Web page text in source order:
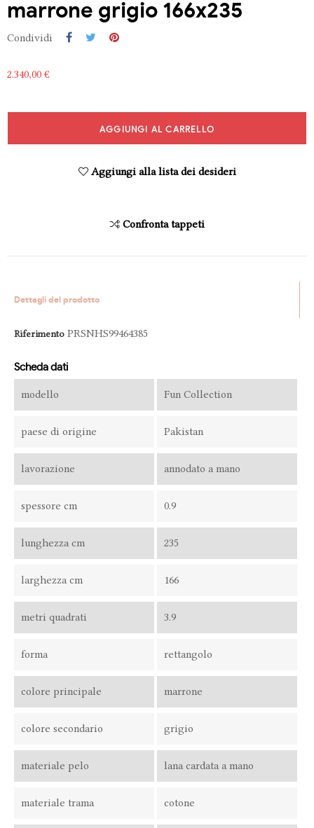
marrone grigio 166x235
Condividi
2.340,00 €
AGGIUNGI AL CARRELLO
Aggiungi alla lista dei desideri
Confronta tappeti
Dettagli del prodotto
Riferimento PRSNHS99464385
Scheda dati
modello Fun Collection
paese di origine Pakistan
lavorazione annodato a mano
spessore cm 0.9
lunghezza cm 235
larghezza cm 166
metri quadrati 3.9
forma rettangolo
colore principale marrone
colore secondario grigio
materiale pelo lana cardata a mano
materiale trama cotone